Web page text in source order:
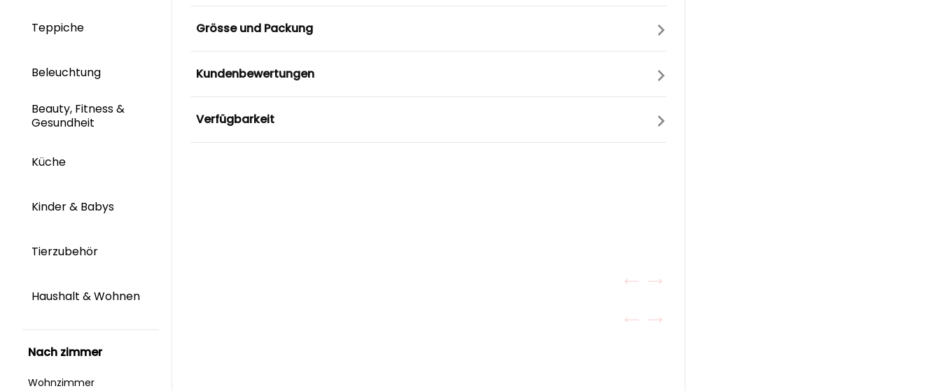
Teppiche
Beleuchtung
Beauty, Fitness &
Gesundheit
Küche
Kinder & Babys
Tierzubehör
Haushalt & Wohnen
nach zimmer
Wohnzimmer
Grösse und Packung
Kundenbewertungen
Verfügbarkeit